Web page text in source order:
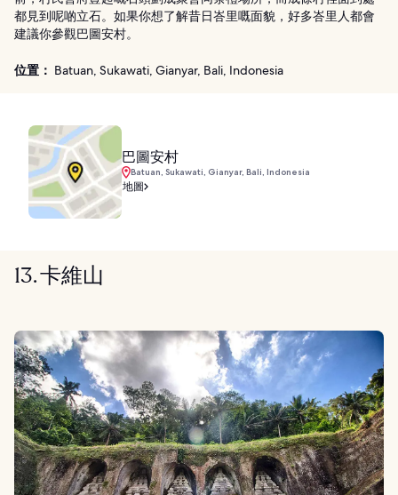
都見到呢啲立石。如果你想了解昔日峇里嘅面貌，好多峇里人都會
建議你參觀巴圖安村。
位置： Batuan, Sukawati, Gianyar, Bali, Indonesia
巴圖安村
Batuan, Sukawati, Gianyar, Bali, Indonesia
地圖
13. 卡維山